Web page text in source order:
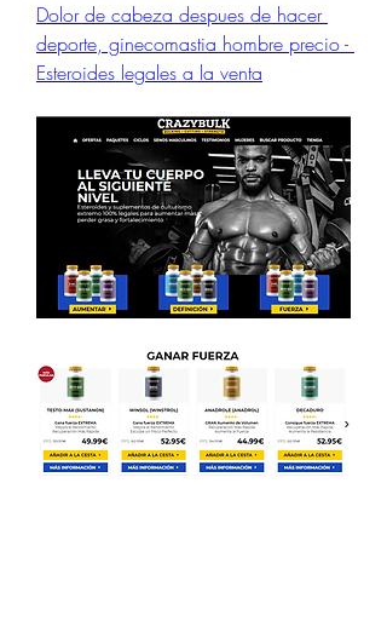
Dolor de cabeza despues de hacer
deporte, ginecomastia hombre precio -
Esteroides legales a la venta